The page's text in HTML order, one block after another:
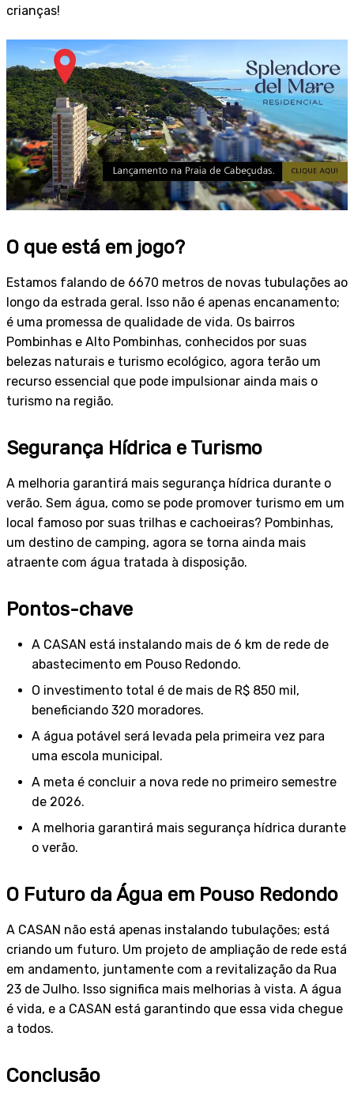
crianças!
O que está em jogo?
Estamos falando de 6670 metros de novas tubulações ao
longo da estrada geral. Isso não é apenas encanamento;
é uma promessa de qualidade de vida. Os bairros
Pombinhas e Alto Pombinhas, conhecidos por suas
belezas naturais e turismo ecológico, agora terão um
recurso essencial que pode impulsionar ainda mais o
turismo na região.
Segurança Hídrica e Turismo
A melhoria garantirá mais segurança hídrica durante o
verão. Sem água, como se pode promover turismo em um
local famoso por suas trilhas e cachoeiras? Pombinhas,
um destino de camping, agora se torna ainda mais
atraente com água tratada à disposição.
Pontos-chave
A CASAN está instalando mais de 6 km de rede de
abastecimento em Pouso Redondo.
O investimento total é de mais de R$ 850 mil,
beneficiando 320 moradores.
A água potável será levada pela primeira vez para
uma escola municipal.
A meta é concluir a nova rede no primeiro semestre
de 2026.
A melhoria garantirá mais segurança hídrica durante
o verão.
O Futuro da Água em Pouso Redondo
A CASAN não está apenas instalando tubulações; está
criando um futuro. Um projeto de ampliação de rede está
em andamento, juntamente com a revitalização da Rua
23 de Julho. Isso significa mais melhorias à vista. A água
é vida, e a CASAN está garantindo que essa vida chegue
a todos.
Conclusão